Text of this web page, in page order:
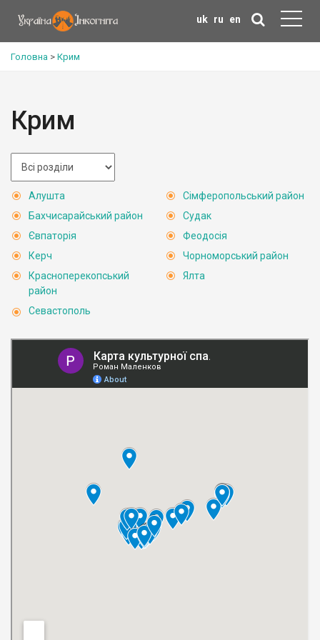
uk ru en
Головна > Крим
Крим
Алушта
Бахчисарайський район
Євпаторія
Керч
Красноперекопський
район
Севастополь
Сімферопольський район
Судак
Феодосія
Чорноморський район
Ялта